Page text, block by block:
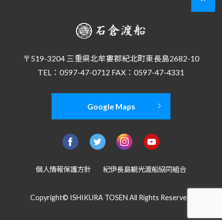
〒519-3204 三重県北牟婁郡紀北町東長島2682-10
TEL：0597-47-0712 FAX：0597-47-4331
Google Maps
個人情報保護方針 紀伊長島観光渡船協同組合
Copyright© ISHIKURA TOSEN All Rights Reserved.